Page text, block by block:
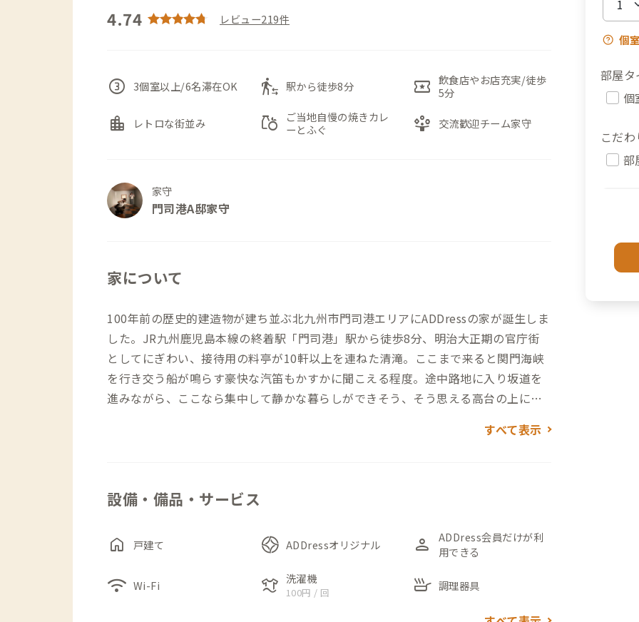
4.74 レビュー219件
counter_3 3個室以上/6名滞在OK transfer_within_a_station 駅から徒歩8分 local_activity 飲食店やお店充実/徒歩
5分
location_city レトロな街並み grocery
ご当地自慢の焼きカレ
ーとふぐ
person_play 交流歓迎チーム家守
家守
門司港A邸家守
家について
100年前の歴史的建造物が建ち並ぶ北九州市門司港エリアにADDressの家が誕生しま
した。JR九州鹿児島本線の終着駅「門司港」駅から徒歩8分、明治大正期の官庁街
としてにぎわい、接待用の料亭が10軒以上を連ねた清滝。ここまで来ると関門海峡
を行き交う船が鳴らす豪快な汽笛もかすかに聞こえる程度。途中路地に入り坂道を
進みながら、ここなら集中して静かな暮らしができそう、そう思える高台の上に建
ーが改修しながら現在まで大切に使われてきたとのこと。ところどころにある昔な
こともあり、建物のあちこちに陶芸作品が残っており、当時の装いを感じさせま
ダイニングとリビングは別々に設けられているゆったりとしたつくり。畳の間の横
には、一枚板のテーブルがあります。
すべて表示
設備・備品・サービス
home 戸建て ADDressオリジナル person
ADDress会員だけが利
用できる
wifi Wi-Fi laundry 洗濯機
100円 / 回 skillet 調理器具
個
部屋タ
個
こだ
部